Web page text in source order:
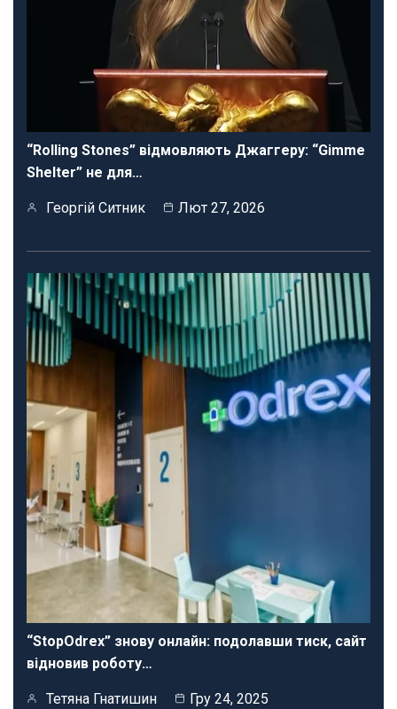
“Rolling Stones” відмовляють Джаггеру: “Gimme
Shelter” не для…
Георгій Ситник Лют 27, 2026
“StopOdrex” знову онлайн: подолавши тиск, сайт
відновив роботу…
Тетяна Гнатишин Гру 24, 2025